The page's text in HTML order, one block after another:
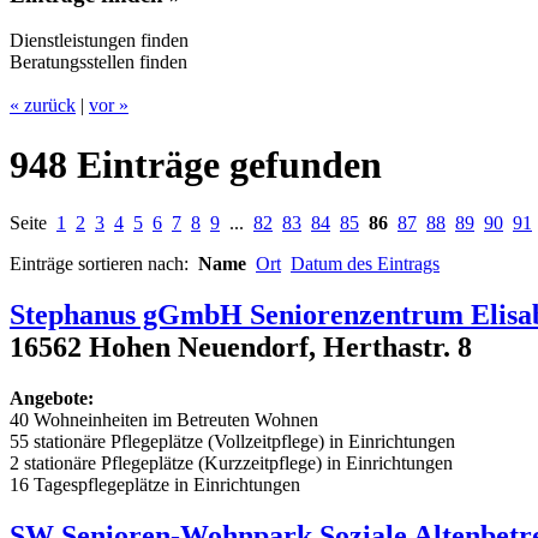
Dienstleistungen finden
Beratungsstellen finden
« zurück | vor »
948 Einträge gefunden
Seite 1 2 3 4 5 6 7 8 9 ... 82 83 84 85 86 87 88 89 90 91
Einträge sortieren nach: Name Ort Datum des Eintrags
Stephanus gGmbH Seniorenzentrum
16562 Hohen Neuendorf, Herthastr. 8
Angebote:
40 Wohneinheiten im Betreuten Wohnen
55 stationäre Pflegeplätze (Vollzeitpflege) in Einrichtungen
2 stationäre Pflegeplätze (Kurzzeitpflege) in Einrichtungen
16 Tagespflegeplätze in Einrichtungen